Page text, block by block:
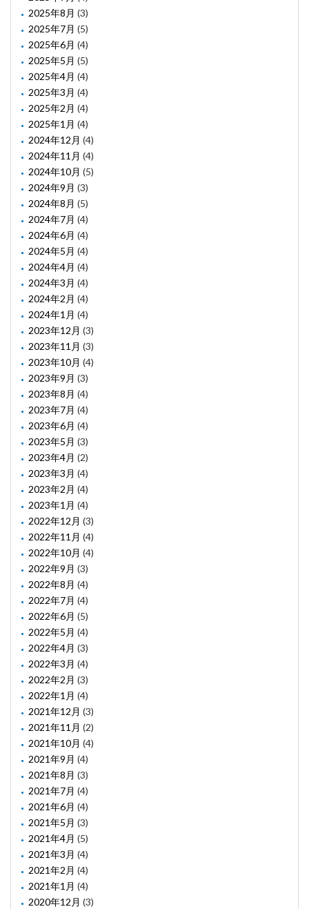
2025年8月 (3)
2025年7月 (5)
2025年6月 (4)
2025年5月 (5)
2025年4月 (4)
2025年3月 (4)
2025年2月 (4)
2025年1月 (4)
2024年12月 (4)
2024年11月 (4)
2024年10月 (5)
2024年9月 (3)
2024年8月 (5)
2024年7月 (4)
2024年6月 (4)
2024年5月 (4)
2024年4月 (4)
2024年3月 (4)
2024年2月 (4)
2024年1月 (4)
2023年12月 (3)
2023年11月 (3)
2023年10月 (4)
2023年9月 (3)
2023年8月 (4)
2023年7月 (4)
2023年6月 (4)
2023年5月 (3)
2023年4月 (2)
2023年3月 (4)
2023年2月 (4)
2023年1月 (4)
2022年12月 (3)
2022年11月 (4)
2022年10月 (4)
2022年9月 (3)
2022年8月 (4)
2022年7月 (4)
2022年6月 (5)
2022年5月 (4)
2022年4月 (3)
2022年3月 (4)
2022年2月 (3)
2022年1月 (4)
2021年12月 (3)
2021年11月 (2)
2021年10月 (4)
2021年9月 (4)
2021年8月 (3)
2021年7月 (4)
2021年6月 (4)
2021年5月 (3)
2021年4月 (5)
2021年3月 (4)
2021年2月 (4)
2021年1月 (4)
2020年12月 (3)